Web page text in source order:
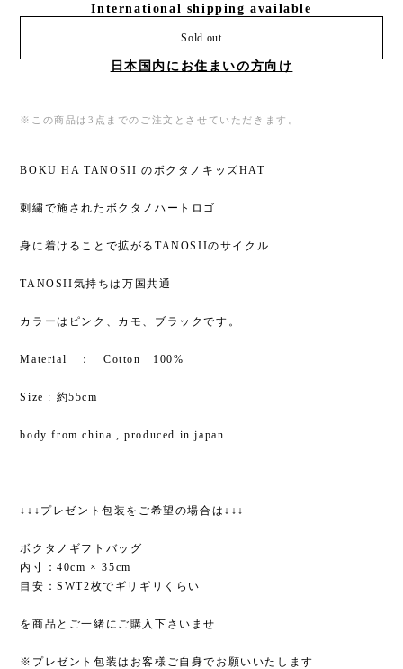
International shipping available
Sold out
日本国内にお住まいの方向け
※この商品は3点までのご注文とさせていただきます。
BOKU HA TANOSII のボクタノキッズHAT
刺繍で施されたボクタノハートロゴ
身に着けることで拡がるTANOSIIのサイクル
TANOSII気持ちは万国共通
カラーはピンク、カモ、ブラックです。
Material ： Cotton 100%
Size : 約55cm
body from china , produced in japan.
↓↓↓プレゼント包装をご希望の場合は↓↓↓
ボクタノギフトバッグ
内寸：40cm × 35cm
目安：SWT2枚でギリギリくらい
を商品とご一緒にご購入下さいませ
※プレゼント包装はお客様ご自身でお願いいたします